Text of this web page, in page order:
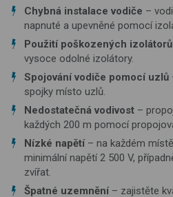
Chybná instalace vodiče –
napnuté a upevněné pomocí
Použití poškozených izolátorů
vysoce odolné izolátory.
Spojování vodiče pomocí uzlů
spojky místo uzlů.
Nedostatečná vodivost –
každých 200 m pomocí
Nízké napětí– na každém
minimální napětí 2 500 V,
zvířat.
Špatné uzemnění– zajistěte